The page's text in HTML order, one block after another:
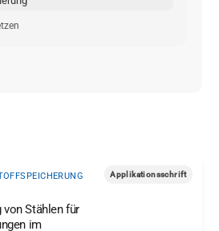
Applikationsschrift
Stählen für
im